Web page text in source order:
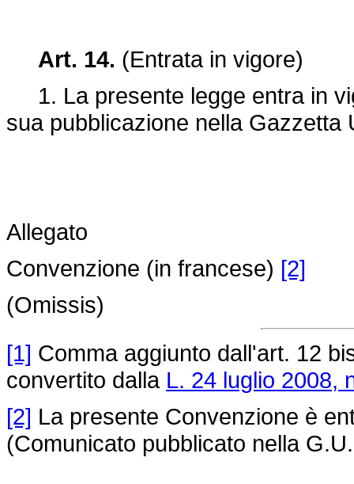
Art. 14. (Entrata in vigore)
1. La presente legge entra in
sua pubblicazione nella Gazzetta
Allegato
Convenzione (in francese) [2]
(Omissis)
[1] Comma aggiunto dall'art. 12
convertito dalla L. 24 luglio 2008,
[2] La presente Convenzione è
(Comunicato pubblicato nella